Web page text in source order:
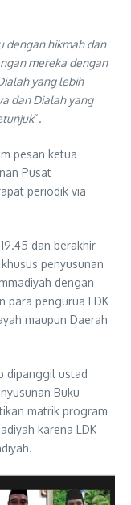
dengan hikmah dan
mereka dengan
yang lebih
dan Dialah yang
“.
pesan ketua
Pusat
periodik via
dan berakhir
penyusunan
dengan
para pengurua LDK
maupun Daerah
dipanggil ustad
Buku
matrik program
karena LDK